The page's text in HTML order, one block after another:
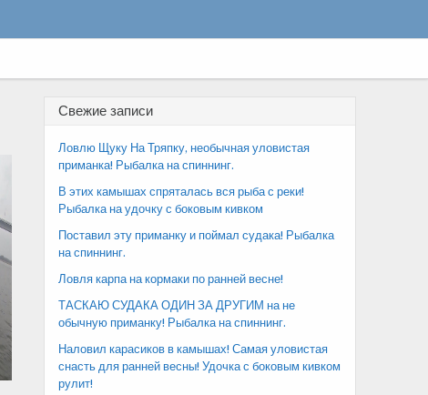
Свежие записи
Ловлю Щуку На Тряпку, необычная уловистая
приманка! Рыбалка на спиннинг.
В этих камышах спряталась вся рыба с реки!
Рыбалка на удочку с боковым кивком
Поставил эту приманку и поймал судака! Рыбалка
на спиннинг.
Ловля карпа на кормаки по ранней весне!
ТАСКАЮ СУДАКА ОДИН ЗА ДРУГИМ на не
обычную приманку! Рыбалка на спиннинг.
Наловил карасиков в камышах! Самая уловистая
снасть для ранней весны! Удочка с боковым кивком
рулит!